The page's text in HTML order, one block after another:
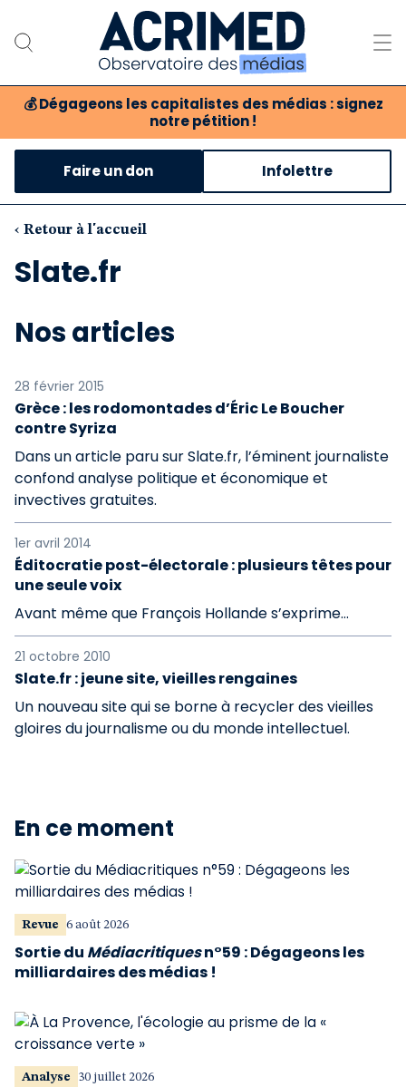
💰 Dégageons les capitalistes des médias : signez
notre pétition !
Notre association
Notre critique des médias
Nos propositions
Boutique
Faire un don Infolettre
‹ Retour à l'accueil
Slate.fr
Nos articles
28 février 2015
Grèce : les rodomontades d’Éric Le Boucher
contre Syriza
Dans un article paru sur Slate.fr, l’éminent journaliste
confond analyse politique et économique et
invectives gratuites.
1er avril 2014
Éditocratie post-électorale : plusieurs têtes pour
une seule voix
Avant même que François Hollande s’exprime…
21 octobre 2010
Slate.fr : jeune site, vieilles rengaines
Un nouveau site qui se borne à recycler des vieilles
gloires du journalisme ou du monde intellectuel.
En ce moment
Revue 6 août 2026
Sortie du Médiacritiquesn°59 : Dégageons les
milliardaires des médias !
Analyse 30 juillet 2026